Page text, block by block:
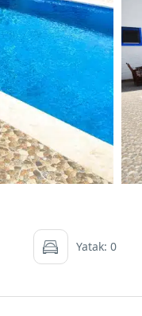
Yatak: 0